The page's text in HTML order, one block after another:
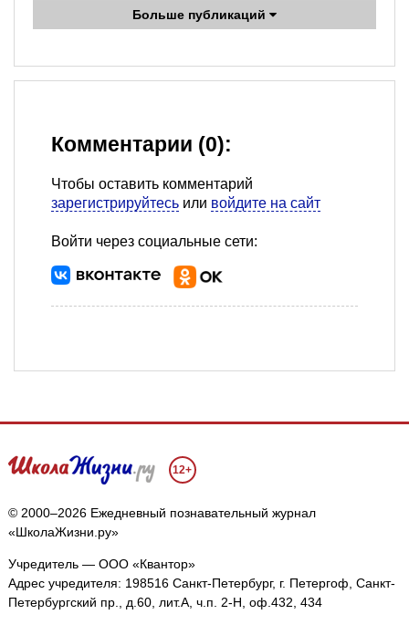
Больше публикаций
Комментарии (0):
Чтобы оставить комментарий
зарегистрируйтесь или войдите на сайт
Войти через социальные сети:
12+
© 2000–2026 Ежедневный познавательный журнал
«ШколаЖизни.ру»
Учредитель — ООО «Квантор»
Адрес учредителя: 198516 Санкт-Петербург, г. Петергоф, Санкт-
Петербургский пр., д.60, лит.А, ч.п. 2-Н, оф.432, 434